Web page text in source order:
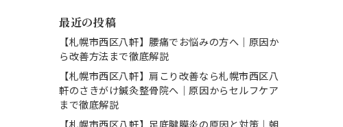
最近の投稿
【札幌市西区八軒】腰痛でお悩みの方へ｜原因か
ら改善方法まで徹底解説
【札幌市西区八軒】肩こり改善なら札幌市西区八
軒のさきがけ鍼灸整骨院へ｜原因からセルフケア
まで徹底解説